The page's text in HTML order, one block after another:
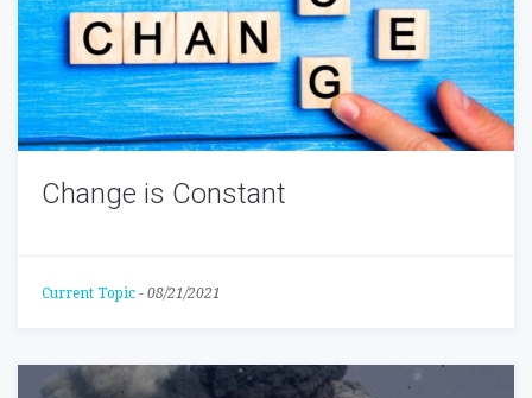
Change is Constant
Current Topic - 08/21/2021